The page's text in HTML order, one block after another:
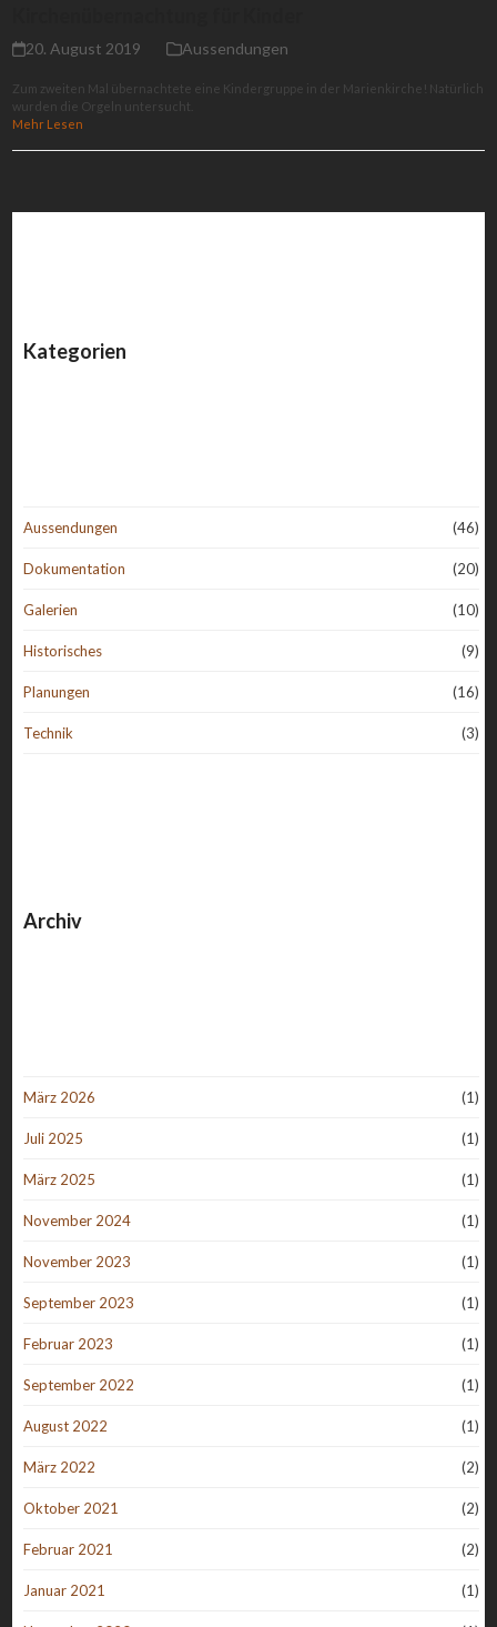
20. August 2019 Aussendungen
Zum zweiten Mal übernachtete eine Kindergruppe in der Marienkirche! Natürlich
wurden die Orgeln untersucht.
Mehr Lesen
Kategorien
Aussendungen (46)
Dokumentation (20)
Galerien (10)
Historisches (9)
Planungen (16)
Technik (3)
Archiv
März 2026 (1)
Juli 2025 (1)
März 2025 (1)
November 2024 (1)
November 2023 (1)
September 2023 (1)
Februar 2023 (1)
September 2022 (1)
August 2022 (1)
März 2022 (2)
Oktober 2021 (2)
Februar 2021 (2)
Januar 2021 (1)